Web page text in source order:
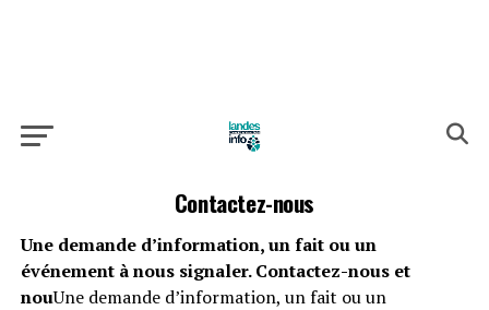
Contactez-nous
Une demande d’information, un fait ou un
événement à nous signaler. Contactez-nous et
nouUne demande d’information, un fait ou un